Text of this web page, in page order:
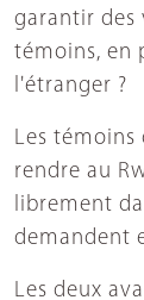
garantir des
témoins, en
l'étranger ?
Les
rendre au
librement
demandent
Les deux